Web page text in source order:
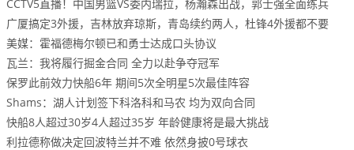
CCTV5直播！中国男篮VS委内瑞拉，杨瀚森出战，郭士强全面练兵
广厦搞定3外援，吉林放弃琼斯，青岛续约两人，杜锋4外援都不要
美媒：霍福德梅尔顿已和勇士达成口头协议
瓦兰：我将履行掘金合同 全力以赴争夺冠军
保罗此前效力快船6年 期间5次全明星5次最佳阵容
Shams：湖人计划签下科洛科和马农 均为双向合同
快船8人超过30岁4人超过35岁 年龄健康将是最大挑战
利拉德称做决定回波特兰并不难 依然身披0号球衣